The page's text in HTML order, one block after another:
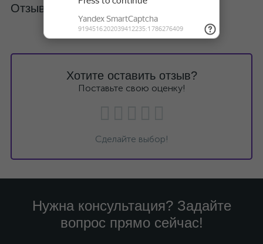
Отзывы
Хотите оставить отзыв?
Поставьте свою оценку!
Сделайте выбор!
Нужна консультация? Задайте
вопрос прямо сейчас!